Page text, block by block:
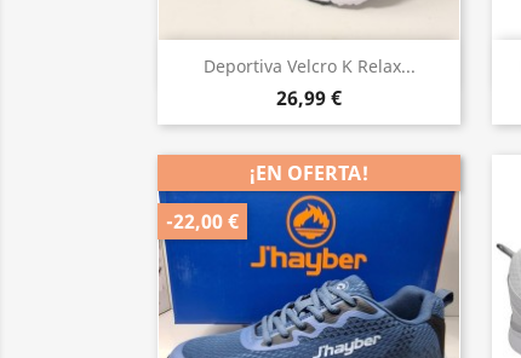
Deportiva Velcro K Relax...
26,99 €
Vista rápida
¡EN OFERTA!
-22,00 €